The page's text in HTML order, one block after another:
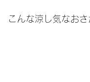
こんな涼し気なお